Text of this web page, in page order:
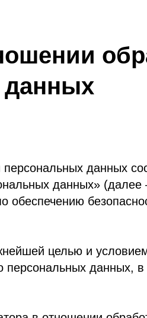
данных» (далее —
безопасности
целью и условием
в отношении обработки